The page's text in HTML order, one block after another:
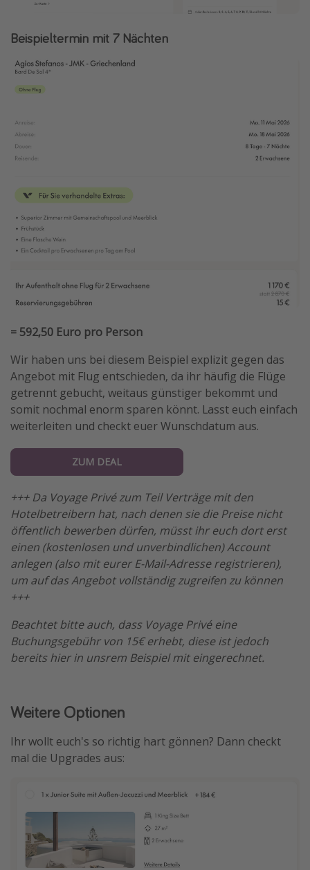
Beispieltermin mit 7 Nächten
= 592,50 Euro pro Person
Wir haben uns bei diesem Beispiel explizit gegen das
Angebot mit Flug entschieden, da ihr häufig die Flüge
getrennt gebucht, weitaus günstiger bekommt und
somit nochmal enorm sparen könnt. Lasst euch einfach
weiterleiten und checkt euer Wunschdatum aus.
ZUM DEAL
+++ Da Voyage Privé zum Teil Verträge mit den
Hotelbetreibern hat, nach denen sie die Preise nicht
öffentlich bewerben dürfen, müsst ihr euch dort erst
einen (kostenlosen und unverbindlichen) Account
anlegen (also mit eurer E-Mail-Adresse registrieren),
um auf das Angebot vollständig zugreifen zu können
+++
Beachtet bitte auch, dass Voyage Privé eine
Buchungsgebühr von 15€ erhebt, diese ist jedoch
bereits hier in unsrem Beispiel mit eingerechnet.
Weitere Optionen
Ihr wollt euch's so richtig hart gönnen? Dann checkt
mal die Upgrades aus: